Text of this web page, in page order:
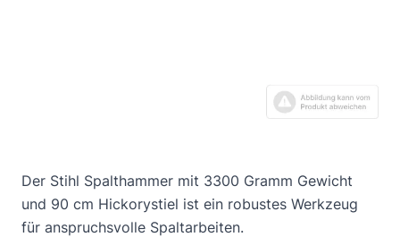
Der Stihl Spalthammer mit 3300 Gramm Gewicht
und 90 cm Hickorystiel ist ein robustes Werkzeug
für anspruchsvolle Spaltarbeiten.